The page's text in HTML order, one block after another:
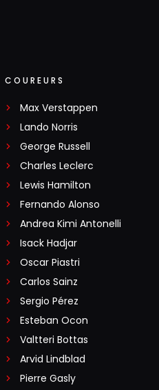
COUREURS
Max Verstappen
Lando Norris
George Russell
Charles Leclerc
Lewis Hamilton
Fernando Alonso
Andrea Kimi Antonelli
Isack Hadjar
Oscar Piastri
Carlos Sainz
Sergio Pérez
Esteban Ocon
Valtteri Bottas
Arvid Lindblad
Pierre Gasly